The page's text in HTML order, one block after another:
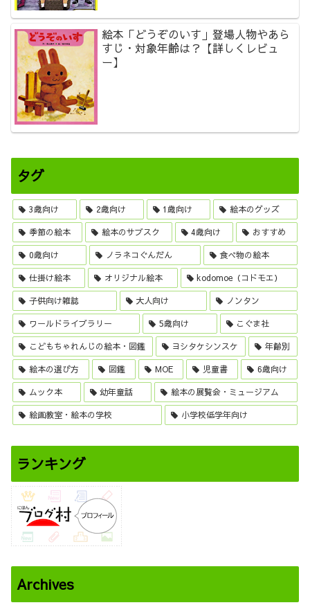
絵本「どうぞのいす」登場人物やあら
すじ・対象年齢は？【詳しくレビュ
ー】
タグ
3歳向け 2歳向け 1歳向け 絵本のグッズ
季節の絵本 絵本のサブスク 4歳向け おすすめ
0歳向け ノラネコぐんだん 食べ物の絵本
仕掛け絵本 オリジナル絵本 kodomoe（コドモエ）
子供向け雑誌 大人向け ノンタン
ワールドライブラリー 5歳向け こぐま社
こどもちゃれんじの絵本・図鑑 ヨシタケシンスケ 年齢別
絵本の選び方 図鑑 MOE 児童書 6歳向け
ムック本 幼年童話 絵本の展覧会・ミュージアム
絵画教室・絵本の学校 小学校低学年向け
ランキング
Archives